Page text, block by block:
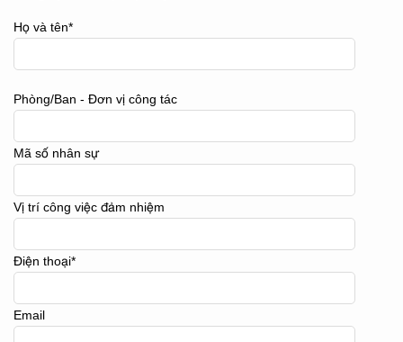
Họ và tên*
Phòng/Ban - Đơn vị công tác
Mã số nhân sự
Vị trí công việc đảm nhiệm
Điện thoại*
Email